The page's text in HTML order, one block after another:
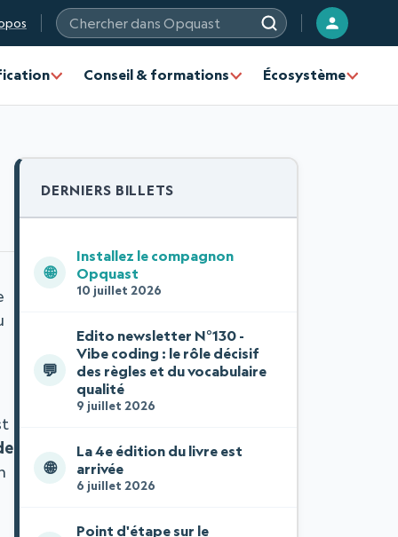
Chercher sur les sites Opquast
Conseil & formations Écosystème
DERNIERS BILLETS
🌐
Installez le compagnon
Opquast
10 juillet 2026
💬
Edito newsletter N°130 -
Vibe coding : le rôle décisif
des règles et du vocabulaire
qualité
9 juillet 2026
🌐
La 4e édition du livre est
arrivée
6 juillet 2026
Point d'étape sur le